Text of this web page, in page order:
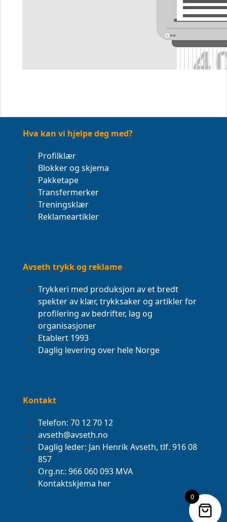
Hva kan vi hjelpe deg med?
Profilklær
Blokker og skjema
Pakketape
Transfermerker
Treningsklær
Reklameartikler
Avseth trykk og reklame
Trykkeri med produksjon av et bredt
spekter av klær, trykksaker og artikler for
profilering av bedrifter, lag og
organisasjoner
Etablert 1993
Daglig levering over hele Norge
Kontakt
Telefon: 70 12 70 12
avseth@avseth.no
Daglig leder: Jan Henrik Avseth, tlf. 916 08
857
Org.nr.: 966 060 093 MVA
Kontaktskjema her
0